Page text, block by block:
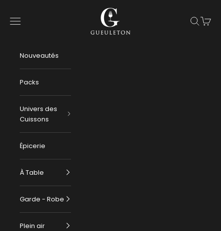
Gueuleton
Menu
Panier
Nouveautés
Packs
Univers des
Cuissons
Épicerie
À Table
Garde - Robe
Plein air